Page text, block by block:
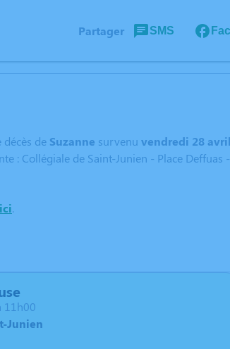
Partager SMS
de Suzanne survenu vendredi 28
: Collégiale de Saint-Junien - Place Deffuas
.
11h00
Junien